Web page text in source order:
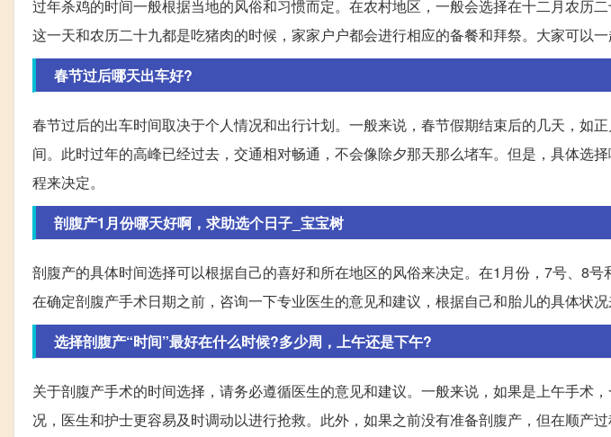
过年杀鸡的时间一般根据当地的风俗和习惯而定。在农村地区，一般会选择在十二月农历
这一天和农历二十九都是吃猪肉的时候，家家户户都会进行相应的备餐和拜祭。大家可以
春节过后哪天出车好?
春节过后的出车时间取决于个人情况和出行计划。一般来说，春节假期结束后的几天，如
间。此时过年的高峰已经过去，交通相对畅通，不会像除夕那天那么堵车。但是，具体选
程来决定。
剖腹产1月份哪天好啊，求助选个日子_宝宝树
剖腹产的具体时间选择可以根据自己的喜好和所在地区的风俗来决定。在1月份，7号、8
在确定剖腹产手术日期之前，咨询一下专业医生的意见和建议，根据自己和胎儿的具体状况
选择剖腹产“时间”最好在什么时候?多少周，上午还是下午?
关于剖腹产手术的时间选择，请务必遵循医生的意见和建议。一般来说，如果是上午手术
况，医生和护士更容易及时调动以进行抢救。此外，如果之前没有准备剖腹产，但在顺产